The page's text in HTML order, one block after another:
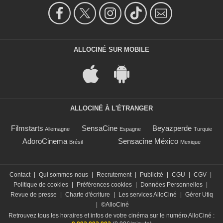
ALLOCINÉ SUR MOBILE
ALLOCINÉ À L'ÉTRANGER
Filmstarts Allemagne SensaCine Espagne Beyazperde Turquie
AdoroCinema Brésil Sensacine México Mexique
Contact Qui sommes-nous Recrutement Publicité CGU CGV
Politique de cookies
Préférences cookies Données Personnelles
Revue de presse
Charte d'écriture Les services AlloCiné
Gérer Utiq
©AlloCiné
Retrouvez tous les horaires et infos de votre cinéma sur le numéro AlloCiné :